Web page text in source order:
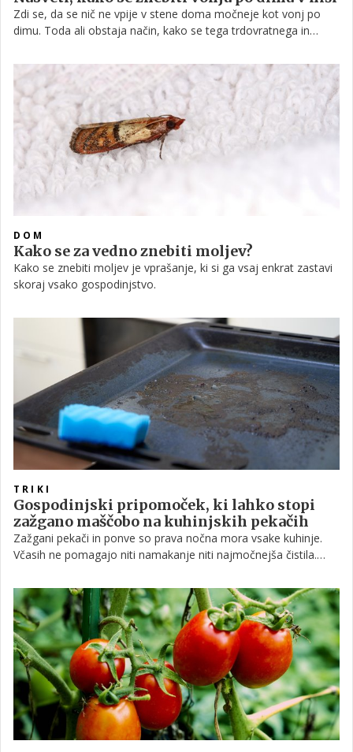
Zdi se, da se nič ne vpije v stene doma močneje kot vonj po
dimu. Toda ali obstaja način, kako se tega trdovratnega in
DOM
Kako se za vedno znebiti moljev?
Kako se znebiti moljev je vprašanje, ki si ga vsaj enkrat zastavi
skoraj vsako gospodinjstvo.
TRIKI
Gospodinjski pripomoček, ki lahko stopi
zažgano maščobo na kuhinjskih pekačih
Zažgani pekači in ponve so prava nočna mora vsake kuhinje.
Včasih ne pomagajo niti namakanje niti najmočnejša čistila.
stopila kot 'po čarovniji'.